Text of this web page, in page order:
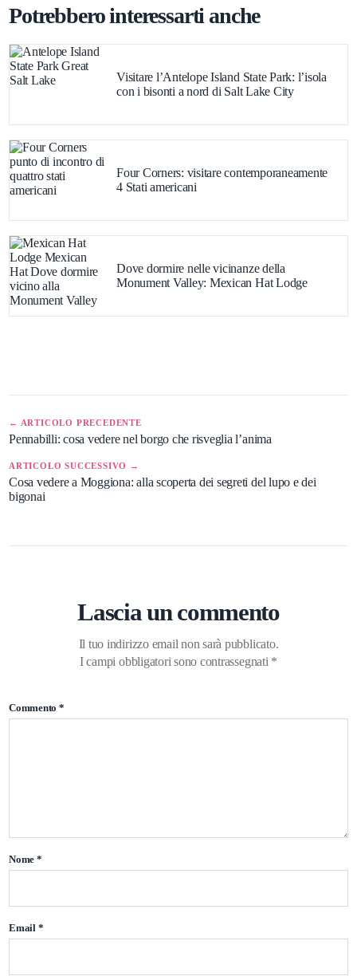
Potrebbero interessarti anche
Visitare l’Antelope Island State Park: l’isola
con i bisonti a nord di Salt Lake City
Four Corners: visitare contemporaneamente
4 Stati americani
Dove dormire nelle vicinanze della
Monument Valley: Mexican Hat Lodge
← ARTICOLO PRECEDENTE
Pennabilli: cosa vedere nel borgo che risveglia l’anima
ARTICOLO SUCCESSIVO →
Cosa vedere a Moggiona: alla scoperta dei segreti del lupo e dei
bigonai
Lascia un commento
Il tuo indirizzo email non sarà pubblicato.
I campi obbligatori sono contrassegnati *
Commento *
Nome *
Email *